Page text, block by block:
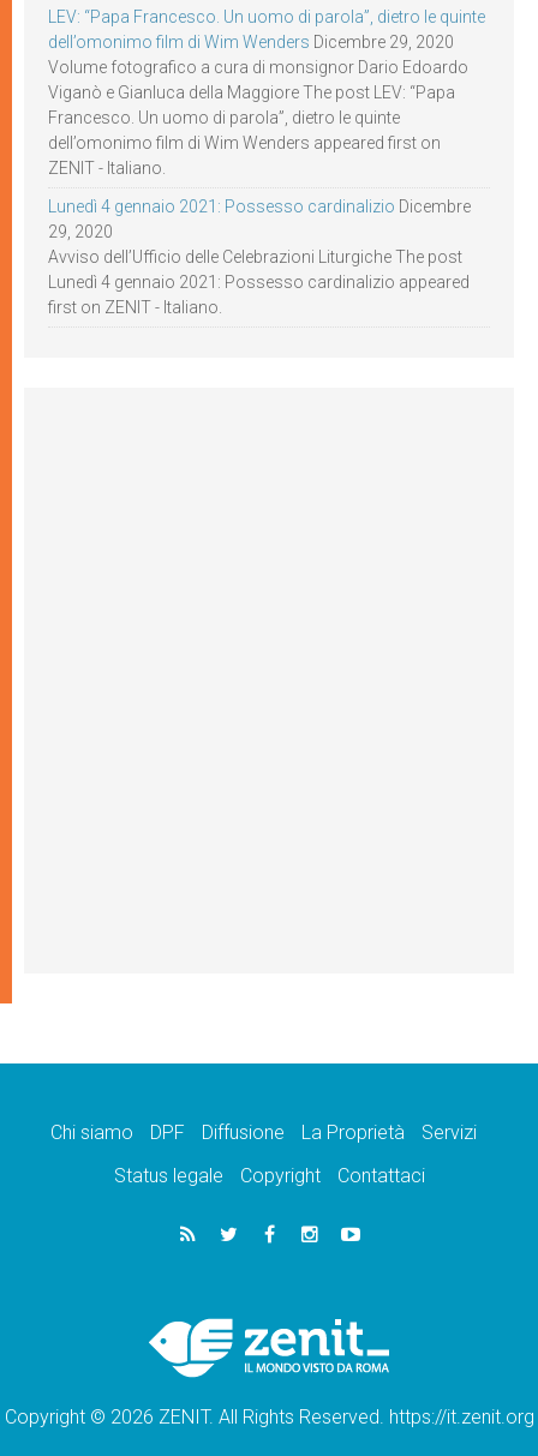
LEV: “Papa Francesco. Un uomo di parola”, dietro le quinte
dell’omonimo film di Wim Wenders Dicembre 29, 2020
Volume fotografico a cura di monsignor Dario Edoardo
Viganò e Gianluca della Maggiore The post LEV: “Papa
Francesco. Un uomo di parola”, dietro le quinte
dell’omonimo film di Wim Wenders appeared first on
ZENIT - Italiano.
Lunedì 4 gennaio 2021: Possesso cardinalizio Dicembre
29, 2020
Avviso dell’Ufficio delle Celebrazioni Liturgiche The post
Lunedì 4 gennaio 2021: Possesso cardinalizio appeared
first on ZENIT - Italiano.
Chi siamo DPF Diffusione La Proprietà
Servizi
Status legale
Copyright Contattaci
Copyright © 2026 ZENIT. All Rights Reserved. https://it.zenit.org